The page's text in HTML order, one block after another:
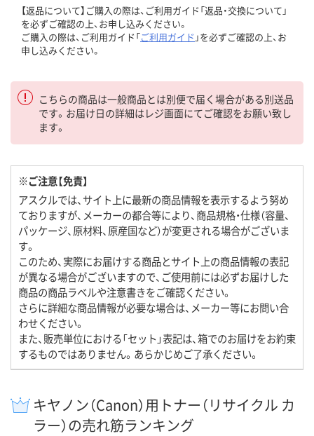
【返品について】ご購入の際は、ご利用ガイド「返品・交換について」
を必ずご確認の上、お申し込みください。
ご購入の際は、ご利用ガイド「ご利用ガイド 」を必ずご確認の上、お
申し込みください。
こちらの商品は一般商品とは別便で届く場合がある別送品
です。お届け日の詳細はレジ画面にてご確認をお願い致し
ます。
※ご注意【免責】
アスクルでは、サイト上に最新の商品情報を表示するよう努め
ておりますが、メーカーの都合等により、商品規格・仕様（容量、
パッケージ、原材料、原産国など）が変更される場合がございま
す。
このため、実際にお届けする商品とサイト上の商品情報の表記
が異なる場合がございますので、ご使用前には必ずお届けした
商品の商品ラベルや注意書きをご確認ください。
さらに詳細な商品情報が必要な場合は、メーカー等にお問い合
わせください。
また、販売単位における「セット」表記は、箱でのお届けをお約束
するものではありません。あらかじめご了承ください。
キヤノン（Canon）用トナー（リサイクル カ
ラー）の売れ筋ランキング